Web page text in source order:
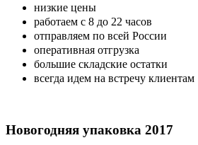
низкие цены
работаем с 8 до 22 часов
отправляем по всей России
оперативная отгрузка
большие складские остатки
всегда идем на встречу клиентам
Новогодняя упаковка 2017